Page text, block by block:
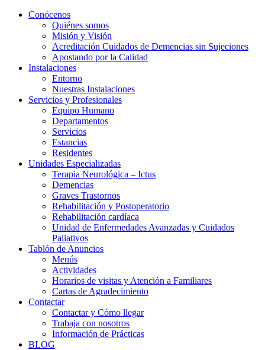
Conócenos
Quiénes somos
Misión y Visión
Acreditación Cuidados de Demencias sin Sujeciones
Apostando por la Calidad
Instalaciones
Entorno
Nuestras Instalaciones
Servicios y Profesionales
Equipo Humano
Departamentos
Servicios
Estancias
Residentes
Unidades Especializadas
Terapia Neurológica – Ictus
Demencias
Graves Trastornos
Rehabilitación y Postoperatorio
Rehabilitación cardíaca
Unidad de Enfermedades Avanzadas y Cuidados
Paliativos
Tablón de Anuncios
Menús
Actividades
Horarios de visitas y Atención a Familiares
Cartas de Agradecimiento
Contactar
Contactar y Cómo llegar
Trabaja con nosotros
Información de Prácticas
BLOG